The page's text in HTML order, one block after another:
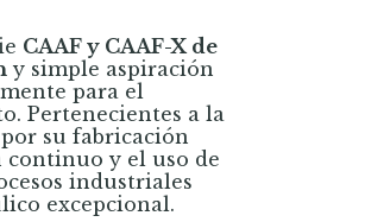
CAAF y CAAF-X de
y simple aspiración
para el
Pertenecientes a la
por su fabricación
continuo y el uso de
industriales
excepcional.